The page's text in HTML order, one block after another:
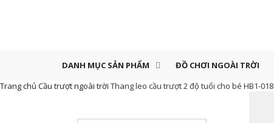
DANH MỤC SẢN PHẨM ĐỒ CHƠI NGOÀI TRỜI
Trang chủ Cầu trượt ngoài trời Thang leo cầu trượt 2 độ tuổi cho bé HB1-018